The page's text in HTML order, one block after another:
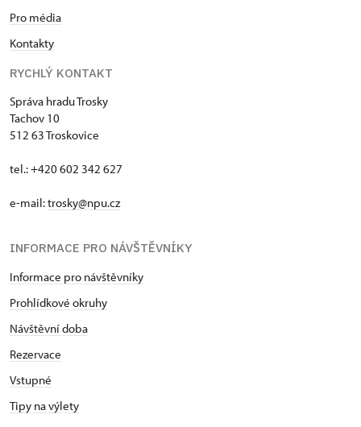
Pro média
Kontakty
RYCHLÝ KONTAKT
Správa hradu Trosky
Tachov 10
512 63 Troskovice
tel.: +420 602 342 627
e-mail:trosky@npu.cz
INFORMACE PRO NÁVŠTĚVNÍKY
Informace pro návštěvníky
Prohlídkové okruhy
Návštěvní doba
Rezervace
Vstupné
Tipy na výlety